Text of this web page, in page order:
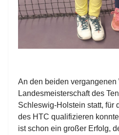
An den beiden
Landesmeisterschaft des
Schleswig-Holstein statt, für
des HTC qualifizieren
ist schon ein großer Erfolg,